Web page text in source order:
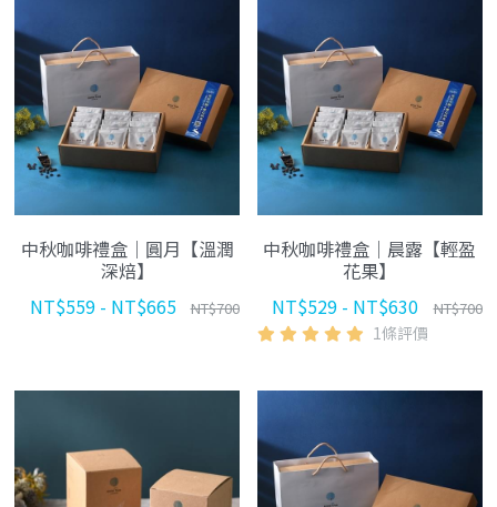
合作夥伴
月月新鮮配咖啡
中秋咖啡禮盒｜圓月【溫潤
深焙】
NT$559 - NT$665
NT$700
中秋咖啡禮盒｜晨露【輕盈
花果】
NT$529 - NT$630
NT$700
1條評價